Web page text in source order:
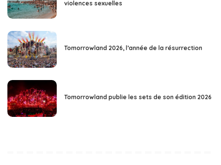
violences sexuelles
Tomorrowland 2026, l’année de la résurrection
Tomorrowland publie les sets de son édition 2026